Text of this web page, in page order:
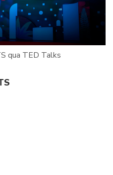
qua TED Talks